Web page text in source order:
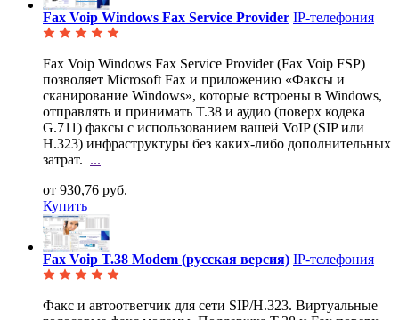
Fax Voip Windows Fax Service Provider IP-телефония
Fax Voip Windows Fax Service Provider (Fax Voip FSP)
позволяет Microsoft Fax и приложению «Факсы и
сканирование Windows», которые встроены в Windows,
отправлять и принимать T.38 и аудио (поверх кодека
G.711) факсы с использованием вашей VoIP (SIP или
H.323) инфраструктуры без каких-либо дополнительных
затрат. ...
от 930,76 руб.
Купить
Fax Voip T.38 Modem (русская версия) IP-телефония
Факс и автоответчик для сети SIP/H.323. Виртуальные